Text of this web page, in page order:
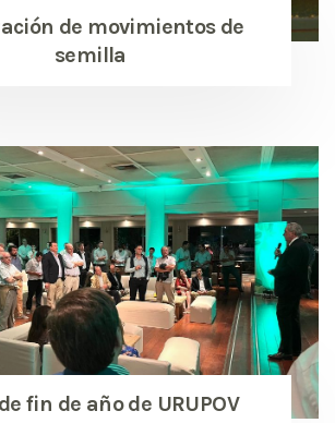
de movimientos de
semilla
fin de año de URUPOV